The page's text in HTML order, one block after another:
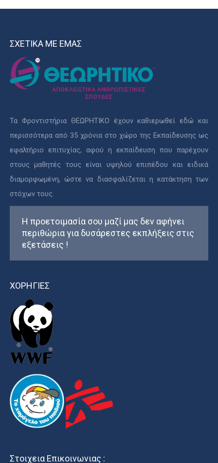
ΣΧΕΤΙΚΑ ΜΕ ΕΜΑΣ
Τα Φροντιστήρια ΘΕΩΡΗΤΙΚΟ έχουν καθιερωθεί εδώ και
περισσότερα από 35 χρόνια στο χώρο της Εκπαίδευσης ως
εφαλτήριο επιτυχίας, αφού η εκπαίδευση που παρέχουν
στους μαθητές τους είναι υψηλού επιπέδου και ειδικά
διαμορφωμένη, ώστε να διασφαλίζεται η κατάκτηση των
στόχων τους.
Η προετοιμασία σου μαζί μας δεν αφήνει
περιθώρια για δυσάρεστες εκπλήξεις στις
εξετάσεις !
ΧΟΡΗΓΙΕΣ
Στοιχεια Επικοινωνιας :